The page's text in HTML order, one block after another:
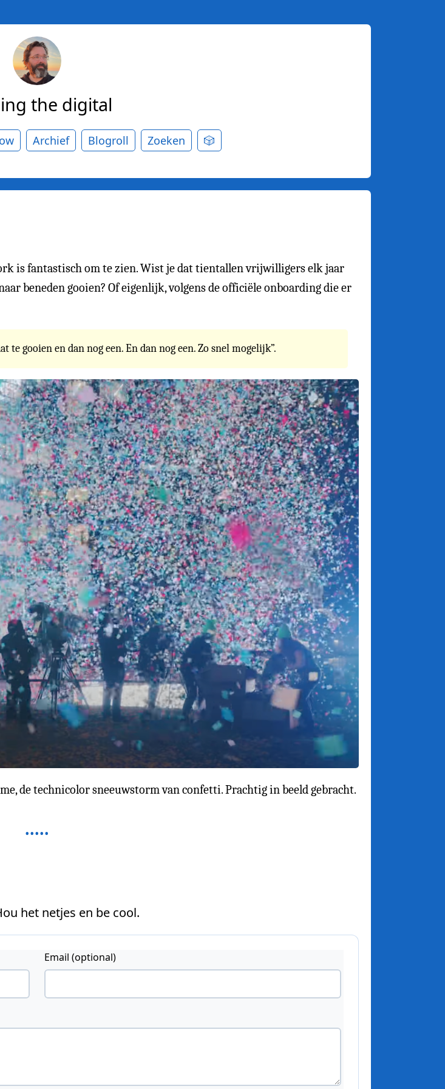
the digital
Archief Blogroll Zoeken 🎲
is fantastisch om te zien. Wist je dat tientallen vrijwilligers elk jaar
beneden gooien? Of eigenlijk, volgens de officiële onboarding die er
gooien en dan nog een. En dan nog een. Zo snel mogelijk”.
de technicolor sneeuwstorm van confetti. Prachtig in beeld gebracht.
het netjes en be cool.